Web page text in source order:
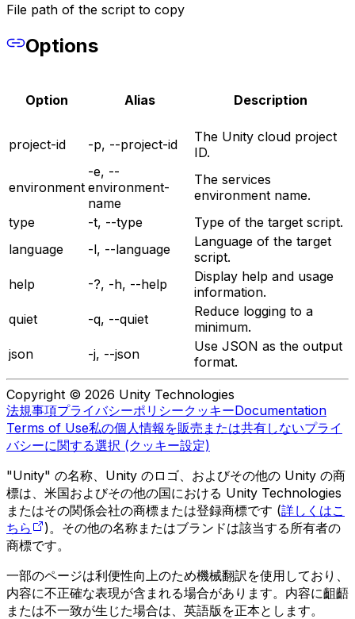
File path of the script to copy
Options
Option Alias Description
project-id -p, --project-id
The Unity cloud project
ID.
environment
-e, --
environment-
name
The services
environment name.
type
-t, --type
Type of the target script.
language
-l, --language
Language of the target
script.
help
-?, -h, --help
Display help and usage
information.
quiet
-q, --quiet
Reduce logging to a
minimum.
json
-j, --json
Use JSON as the output
format.
Copyright © 2026 Unity Technologies
法規事項プライバシーポリシークッキーDocumentation
Terms of Use私の個人情報を販売または共有しないプライ
バシーに関する選択 (クッキー設定)
"Unity" の名称、Unity のロゴ、およびその他の Unity の商
標は、米国およびその他の国における Unity Technologies
またはその関係会社の商標または登録商標です (詳しくはこ
ちら
)。その他の名称またはブランドは該当する所有者の
商標です。
一部のページは利便性向上のため機械翻訳を使用しており、
内容に不正確な表現が含まれる場合があります。内容に齟齬
または不一致が生じた場合は、英語版を正本とします。